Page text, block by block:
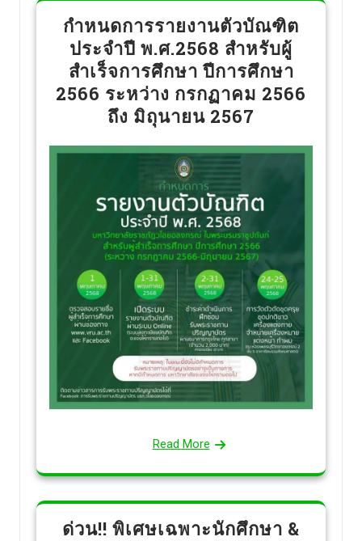
กำหนดการรายงานตัวบัณฑิต
ประจำปี พ.ศ.2568 สำหรับผู้
สำเร็จการศึกษา ปีการศึกษา
2566 ระหว่าง กรกฏาคม 2566
ถึง มิถุนายน 2567
Read More
ด่วน!! พิเศษเฉพาะนักศึกษา &